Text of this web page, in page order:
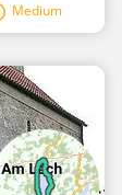
Medium